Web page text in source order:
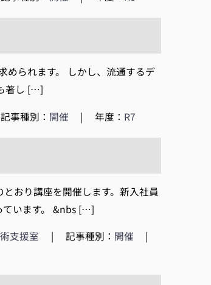
められます。 しかし、流通するデ
著し […]
記事種別： 開催 | 年度： R7
おり講座を開催します。新入社員
ています。 &nbs […]
支援室 | 記事種別： 開催
|